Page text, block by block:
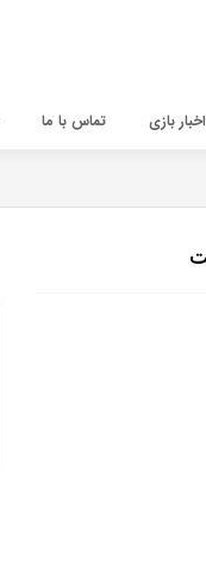
اخبار بازی تماس با ما